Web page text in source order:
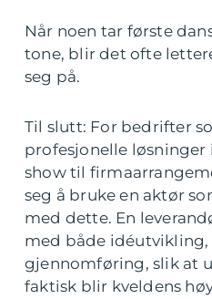
Når noen tar første
tone, blir det ofte
seg på.
Til slutt: For bedrifter
profesjonelle løsninger
show til
seg å bruke en aktør
med dette. En
med både
gjennomføring, slik at
faktisk blir kveldens